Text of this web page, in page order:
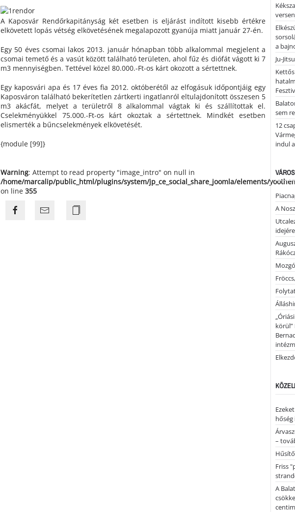
A Kaposvár Rendőrkapitányság két esetben is eljárást indított kisebb értékre
elkövetett lopás vétség elkövetésének megalapozott gyanúja miatt január 27-én.
Egy 50 éves csomai lakos 2013. január hónapban több alkalommal megjelent a
csomai temető és a vasút között található területen, ahol fűz és diófát vágott ki 7
m3 mennyiségben. Tettével közel 80.000.-Ft-os kárt okozott a sértettnek.
Egy kaposvári apa és 17 éves fia 2012. októberétől az elfogásuk időpontjáig egy
Kaposváron található bekerítetlen zártkerti ingatlanról eltulajdonított összesen 5
m3 akácfát, melyet a területről 8 alkalommal vágtak ki és szállítottak el.
Cselekményükkel 75.000.-Ft-os kárt okoztak a sértettnek. Mindkét esetben
elismerték a bűncselekmények elkövetését.
{module [99]}
Warning: Attempt to read property "image_intro" on null in
/home/marcalip/public_html/plugins/system/jp_ce_social_share_joomla/elements/
on line 355
a
Ju-
sem
12
indul
A
idejére
körül”
–
Friss
A